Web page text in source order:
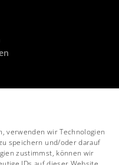
verwenden wir Technologien
speichern und/oder darauf
zustimmst, können wir